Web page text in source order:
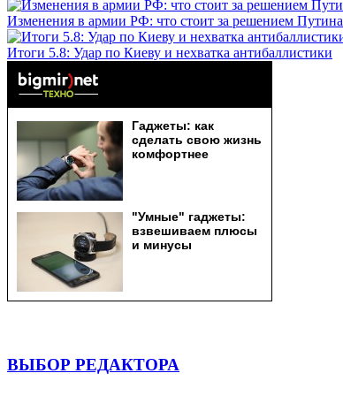
Изменения в армии РФ: что стоит за решением Путина
Итоги 5.8: Удар по Киеву и нехватка антибаллистики
ВЫБОР РЕДАКТОРА